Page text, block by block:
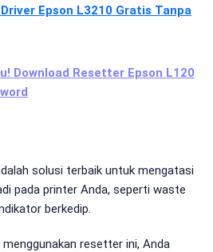
Epson L3210 Gratis Tanpa
Download Resetter Epson L120
solusi terbaik untuk mengatasi
pada printer Anda, seperti waste
berkedip.
resetter ini, Anda